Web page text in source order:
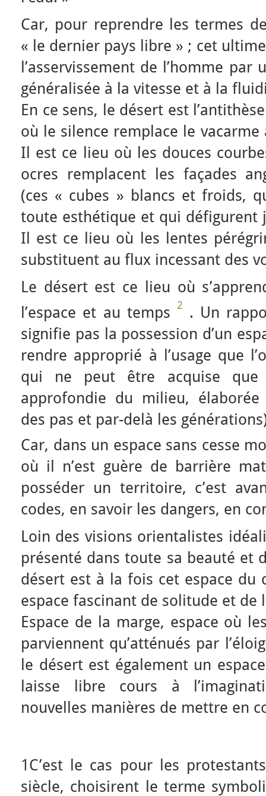
Car, pour reprendre les termes
« le dernier pays libre » ; cet
l’asservissement de l’homme
généralisée à la vitesse et à la
En ce sens, le désert est
où le silence remplace le
Il est ce lieu où les douces
ocres remplacent les façades
(ces « cubes » blancs et froids,
toute esthétique et qui défigurent
Il est ce lieu où les lentes
substituent au flux incessant des
Le désert est ce lieu où
l’espace et au temps2
. Un
signifie pas la possession d’un
rendre approprié à l’usage que
qui ne peut être acquise que
approfondie du milieu,
des pas et par-delà les
Car, dans un espace sans cesse
où il n’est guère de barrière
posséder un territoire, c’est
codes, en savoir les dangers, en
Loin des visions orientalistes
présenté dans toute sa beauté et
désert est à la fois cet espace du
espace fascinant de solitude et de
Espace de la marge, espace où
parviennent qu’atténués par
le désert est également un
laisse libre cours à
nouvelles manières de mettre en
1C’est le cas pour les
siècle, choisirent le terme